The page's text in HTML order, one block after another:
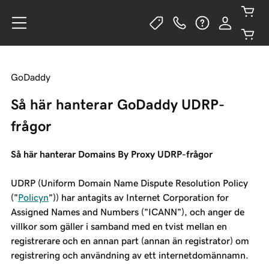
GoDaddy
Så här hanterar GoDaddy UDRP-
frågor
Så här hanterar Domains By Proxy UDRP-frågor
UDRP (Uniform Domain Name Dispute Resolution Policy
(”Policyn”)) har antagits av Internet Corporation for
Assigned Names and Numbers (”ICANN”), och anger de
villkor som gäller i samband med en tvist mellan en
registrerare och en annan part (annan än registrator) om
registrering och användning av ett internetdomännamn.